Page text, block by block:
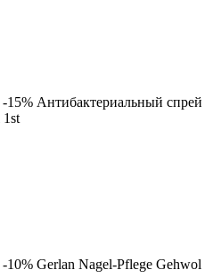
-15% Антибактериальный спрей
1st
-10% Gerlan Nagel-Pflege Gehwol